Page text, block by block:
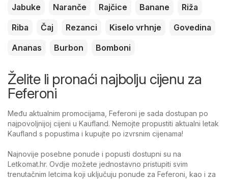
Jabuke
Naranče Rajčice Banane
Riža
Riba
Čaj Rezanci Kiselo vrhnje
Govedina
Ananas
Burbon Bomboni
Želite li pronaći najbolju cijenu za
Feferoni
Među aktualnim promocijama, Feferoni je sada dostupan po
najpovoljnijoj cijeni u Kaufland. Nemojte propustiti aktualni letak
Kaufland s popustima i kupujte po izvrsnim cijenama!
Najnovije posebne ponude i popusti dostupni su na
Letkomat.hr. Ovdje možete jednostavno pristupiti svim
trenutačnim letcima koji uključuju ponude za Feferoni, kao i za